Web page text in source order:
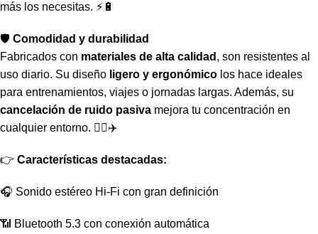
más los necesitas. ⚡🔋
🛡️ Comodidad y durabilidad
Fabricados con materiales de alta calidad , son resistentes al
uso diario. Su diseño ligero y ergonómico los hace ideales
para entrenamientos, viajes o jornadas largas. Además, su
cancelación de ruido pasiva mejora tu concentración en
cualquier entorno. 🏃‍♂️✈️
👉 Características destacadas:
🎧 Sonido estéreo Hi-Fi con gran definición
📶 Bluetooth 5.3 con conexión automática